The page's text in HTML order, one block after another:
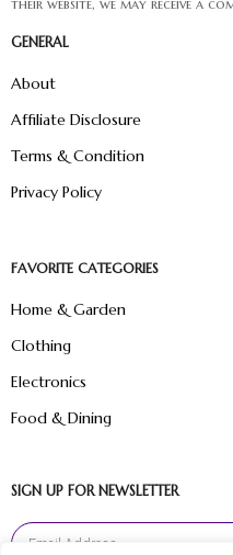
their website, we may receive a
GENERAL
About
Affiliate Disclosure
Terms & Condition
Privacy Policy
FAVORITE CATEGORIES
Home & Garden
Clothing
Electronics
Food & Dining
SIGN UP FOR NEWSLETTER